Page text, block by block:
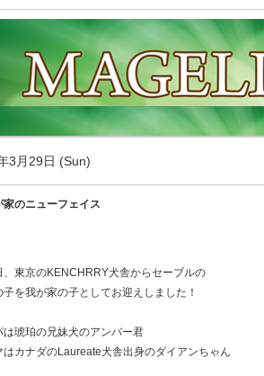
3月29日 (Sun)
家のニューフェイス
、東京のKENCHRRY犬舎からセーブルの
子を我が家の子としてお迎えしました！
は琥珀の兄妹犬のアンバー君
はカナダのLaureate犬舎出身のダイアンちゃん